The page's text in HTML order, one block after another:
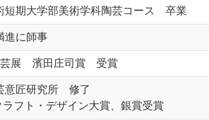
短期大学部美術学科陶芸コース 卒業
に師事
芸展 濱田庄司賞 受賞
意匠研究所 修了
フト・デザイン大賞、銀賞受賞